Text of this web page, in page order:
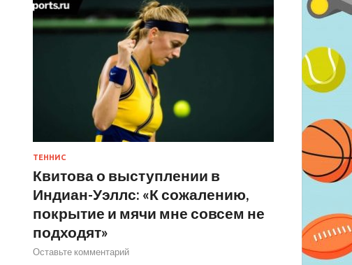
ТЕННИС
Квитова о выступлении в
Индиан-Уэллс: «К сожалению,
покрытие и мячи мне совсем не
подходят»
Оставьте комментарий